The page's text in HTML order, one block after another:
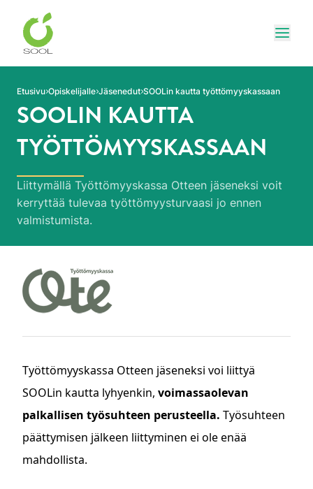
Siirry sivun sisältöön
Etusivu Opiskelijalle Jäsenedut SOOLin kautta työttömyyskassaan
SOOLIN KAUTTA
TYÖTTÖMYYSKASSAAN
Liittymällä Työttömyyskassa Otteen jäseneksi voit
kerryttää tulevaa työttömyysturvaasi jo ennen
valmistumista.
Työttömyyskassa Otteen jäseneksi voi liittyä
SOOLin kautta lyhyenkin, voimassaolevan
palkallisen työsuhteen perusteella. Työsuhteen
päättymisen jälkeen liittyminen ei ole enää
mahdollista.